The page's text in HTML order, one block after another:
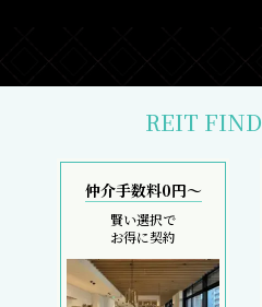
REIT FIND
仲介手数料0円～
賢い選択で
お得に契約